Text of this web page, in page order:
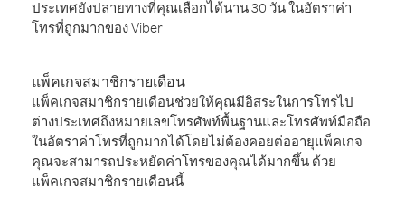
ประเทศยังปลายทางที่คุณเลือกได้นาน 30 วัน ในอัตราค่า
โทรที่ถูกมากของ Viber
แพ็คเกจสมาชิกรายเดือน
แพ็คเกจสมาชิกรายเดือนช่วยให้คุณมีอิสระในการโทรไป
ต่างประเทศถึงหมายเลขโทรศัพท์พื้นฐานและโทรศัพท์มือถือ
ในอัตราค่าโทรที่ถูกมากได้โดยไม่ต้องคอยต่ออายุแพ็คเกจ
คุณจะสามารถประหยัดค่าโทรของคุณได้มากขึ้น ด้วย
แพ็คเกจสมาชิกรายเดือนนี้